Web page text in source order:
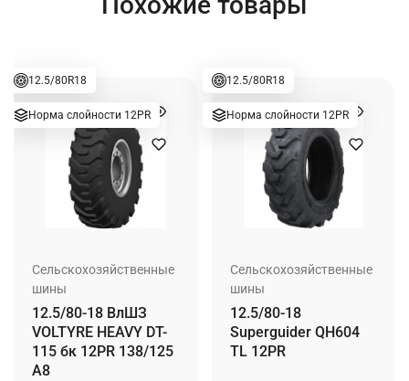
12.5/80R18
Норма слойности 12PR
Сельскохозяйственные
шины
12.5/80-18 ВлШЗ
VOLTYRE HEAVY DT-
115 бк 12PR 138/125
A8
12.5/80R18
Норма слойности 12PR
Сельскохозяйственные
шины
12.5/80-18
Superguider QH604
TL 12PR